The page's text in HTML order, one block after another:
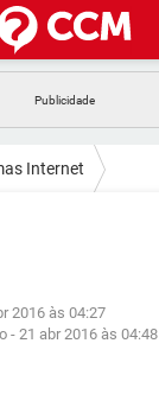
FACEBOOK
WHATSAPP
GMAIL
EXCEL
WHATSAPP
Internet
2016 às 04:27
-21 abr 2016 às 04:48